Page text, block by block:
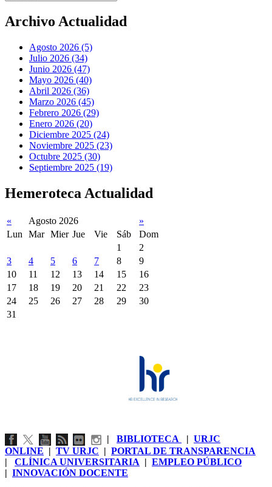
Archivo Actualidad
Agosto 2026 (5)
Julio 2026 (34)
Junio 2026 (47)
Mayo 2026 (40)
Abril 2026 (36)
Marzo 2026 (45)
Febrero 2026 (29)
Enero 2026 (20)
Diciembre 2025 (24)
Noviembre 2025 (23)
Octubre 2025 (30)
Septiembre 2025 (19)
Hemeroteca Actualidad
« Agosto 2026
»
Lun
Mar Mier Jue Vie Sáb
Dom
1
2
3
4 5 6 7 8
9
10
11 12 13 14 15
16
17
18 19 20 21 22
23
24
25 26 27 28 29
30
31
| BIBLIOTECA | URJC
ONLINE | TV URJC | PORTAL DE TRANSPARENCIA
| CLÍNICA UNIVERSITARIA | EMPLEO PÚBLICO
| INNOVACIÓN DOCENTE